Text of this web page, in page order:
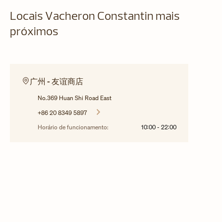
Locais Vacheron Constantin mais
próximos
广州 - 友谊商店
No.369 Huan Shi Road East
+86 20 8349 5897
Horário de funcionamento:
10:00 - 22:00